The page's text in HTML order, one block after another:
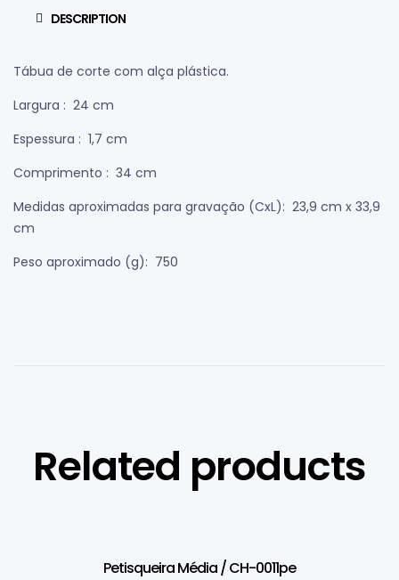
DESCRIPTION
Tábua de corte com alça plástica.
Largura : 24 cm
Espessura : 1,7 cm
Comprimento : 34 cm
Medidas aproximadas para gravação (CxL): 23,9 cm x 33,9
cm
Peso aproximado (g): 750
Related products
Petisqueira Média / CH-0011pe